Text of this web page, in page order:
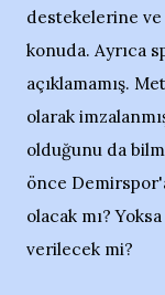
destekelerine ve
konuda. Ayrıca
açıklamamış.
olarak
olduğunu da
önce
olacak mı?
verilecek mi?